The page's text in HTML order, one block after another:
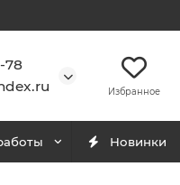
78
Избранное
Новинки